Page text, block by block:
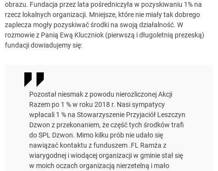
obrazu. Fundacja przez lata pośredniczyła w pozyskiwaniu 1% na
rzecz lokalnych organizacji. Mniejsze, które nie miały tak dobrego
zaplecza mogły pozyskiwać środki na swoją działalność. W
rozmowie z Panią Ewą Kluczniok (pierwszą i długoletnią prezeską)
fundacji dowiadujemy się:
Pozostał niesmak z powodu nierozliczonej Akcji
Razem po 1 % w roku 2018 r. Nasi sympatycy
wpłacali 1 % na Stowarzyszenie Przyjaciół Leszczyn
Dzwon z przekonaniem, że część tych środków trafi
do SPL Dzwon. Mimo kilku prób nie udało się
nawiązać kontaktu z funduszem .FL Ramża z
wiarygodnej i wiodącej organizacji w gminie stał się
w moich oczach organizacją nierzetelną i mało